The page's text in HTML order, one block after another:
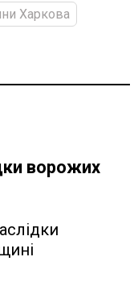
Харкова
ворожих